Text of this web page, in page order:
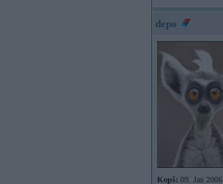
depo
Kopš: 09. Jan 2006